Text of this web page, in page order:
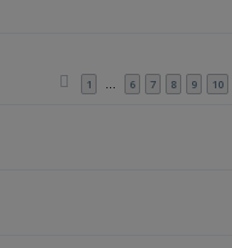
1 … 6 7 8 9 10